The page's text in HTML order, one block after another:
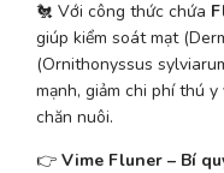
🐔 Với công thức chứa
giúp kiểm soát mạt
(Ornithonyssus
mạnh, giảm chi phí thú
chăn nuôi.
👉 Vime Fluner – Bí